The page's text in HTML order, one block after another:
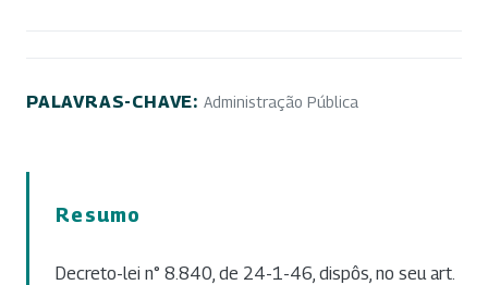
PALAVRAS-CHAVE: Administração Pública
Resumo
Decreto-lei n° 8.840, de 24-1-46, dispôs, no seu art.